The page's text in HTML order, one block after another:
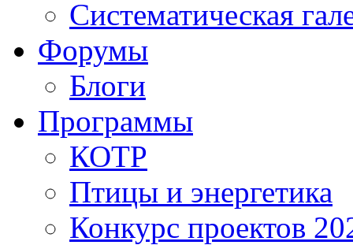
Систематическая
Форумы
Блоги
Программы
КОТР
Птицы и энергетика
Конкурс проектов